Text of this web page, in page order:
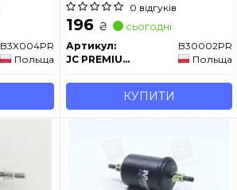
B3X004PR
Польща
0 відгуків
196 ₴ сьогодні
Артикул:
B30002PR
JC PREMIUM
Польща
КУПИТИ